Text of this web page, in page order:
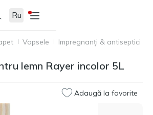
Ru
Vopsele Impregnanți & antiseptici
lemn Rayer incolor 5L
Adaugă la favorite